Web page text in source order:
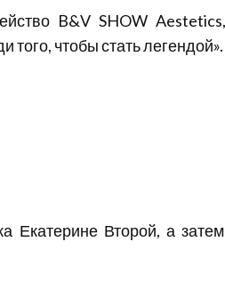
B&V SHOW
того, чтобы стать легендой».
Екатерине Второй, а